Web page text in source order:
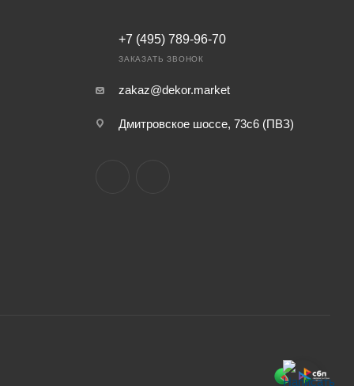
+7 (495) 789-96-70
ЗАКАЗАТЬ ЗВОНОК
zakaz@dekor.market
Дмитровское шоссе, 73с6 (ПВЗ)